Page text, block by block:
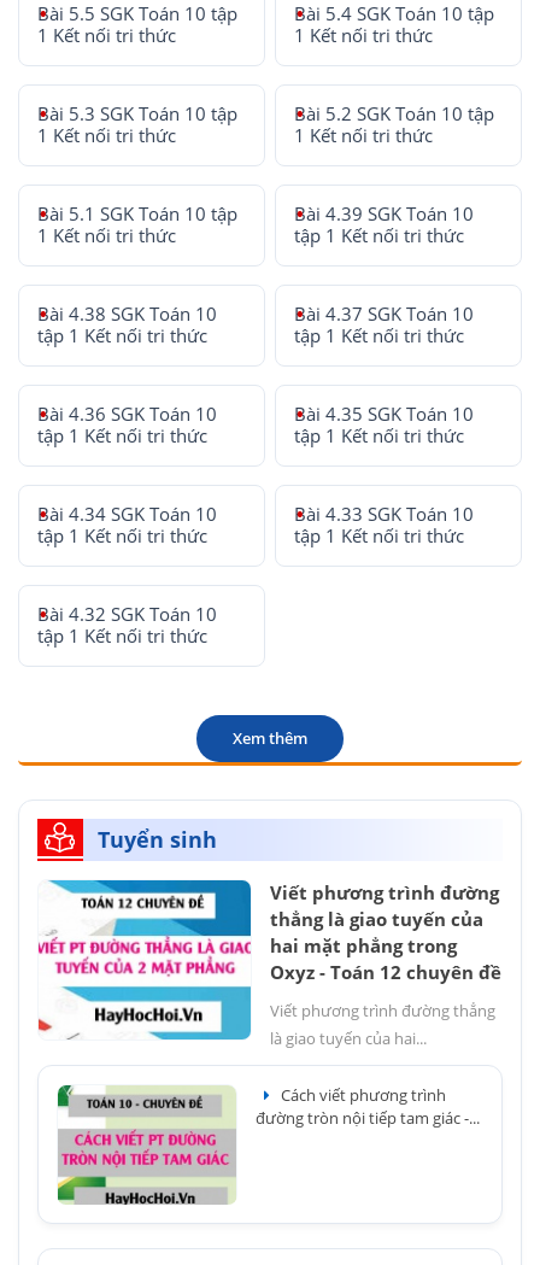
Bài 5.5 SGK Toán 10 tập
1 Kết nối tri thức
Bài 5.4 SGK Toán 10 tập
1 Kết nối tri thức
Bài 5.3 SGK Toán 10 tập
1 Kết nối tri thức
Bài 5.2 SGK Toán 10 tập
1 Kết nối tri thức
Bài 5.1 SGK Toán 10 tập
1 Kết nối tri thức
Bài 4.39 SGK Toán 10
tập 1 Kết nối tri thức
Bài 4.38 SGK Toán 10
tập 1 Kết nối tri thức
Bài 4.37 SGK Toán 10
tập 1 Kết nối tri thức
Bài 4.36 SGK Toán 10
tập 1 Kết nối tri thức
Bài 4.35 SGK Toán 10
tập 1 Kết nối tri thức
Bài 4.34 SGK Toán 10
tập 1 Kết nối tri thức
Bài 4.33 SGK Toán 10
tập 1 Kết nối tri thức
Bài 4.32 SGK Toán 10
tập 1 Kết nối tri thức
Xem thêm
Tuyển sinh
Viết phương trình đường
thẳng là giao tuyến của
hai mặt phẳng trong
Oxyz - Toán 12 chuyên đề
Viết phương trình đường thẳng
là giao tuyến của hai...
Cách viết phương trình
đường tròn nội tiếp tam giác -...